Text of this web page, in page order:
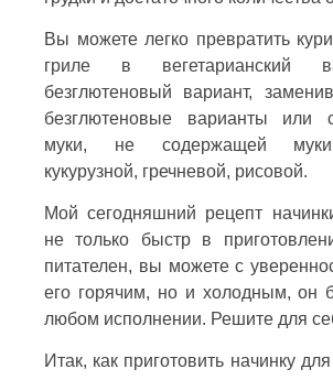
Вы можете легко превратить
гриле в вегетарианский
безглютеновый вариант,
безглютеновые варианты или
муки, не содержащей
кукурузной, гречневой, рисовой.
Мой сегодняшний рецепт
не только быстр в
питателен, вы можете с
его горячим, но и холодным, он
любом исполнении. Решите для
Итак, как приготовить начинку